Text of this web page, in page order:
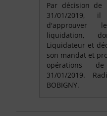
Par décision de
31/01/
d'approuver
liquidation,
Liquidateur et
son mandat et
opérations
31/01/2019.
BOBIGNY.